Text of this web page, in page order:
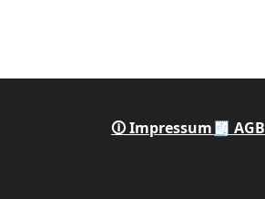
🛈 Impressum🧾 AGB